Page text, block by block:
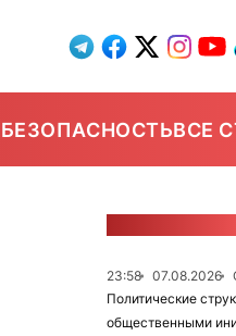
БЕЗОПАСНОСТЬВСЕ
23:58 07.08.2026
Политические
общественными